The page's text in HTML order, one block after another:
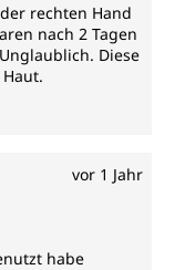
rechten Hand
nach 2 Tagen
Diese
vor 1 Jahr
5 von 5 Sternen
habe